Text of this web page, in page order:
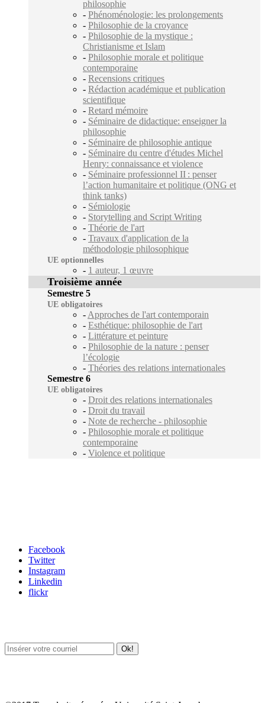
philosophie
- Phénoménologie: les prolongements
- Philosophie de la croyance
- Philosophie de la mystique :
Christianisme et Islam
- Philosophie morale et politique
contemporaine
- Recensions critiques
- Rédaction académique et publication
scientifique
- Retard mémoire
- Séminaire de didactique: enseigner la
philosophie
- Séminaire de philosophie antique
- Séminaire du centre d'études Michel
Henry: connaissance et violence
- Séminaire professionnel II : penser
l’action humanitaire et politique (ONG et
think tanks)
- Sémiologie
- Storytelling and Script Writing
- Théorie de l'art
- Travaux d'application de la
méthodologie philosophique
UE optionnelles
- 1 auteur, 1 œuvre
Troisième année
Semestre 5
UE obligatoires
- Approches de l'art contemporain
- Esthétique: philosophie de l'art
- Littérature et peinture
- Philosophie de la nature : penser
l’écologie
- Théories des relations internationales
Semestre 6
UE obligatoires
- Droit des relations internationales
- Droit du travail
- Note de recherche - philosophie
- Philosophie morale et politique
contemporaine
- Violence et politique
Facebook
Twitter
Instagram
Linkedin
flickr